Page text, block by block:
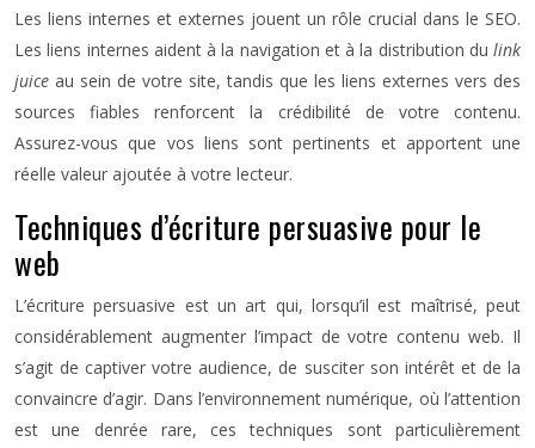
Les liens internes et externes jouent un rôle crucial dans le SEO.
Les liens internes aident à la navigation et à la distribution du link
juice au sein de votre site, tandis que les liens externes vers des
sources fiables renforcent la crédibilité de votre contenu.
Assurez-vous que vos liens sont pertinents et apportent une
réelle valeur ajoutée à votre lecteur.
Techniques d’écriture persuasive pour le
web
L’écriture persuasive est un art qui, lorsqu’il est maîtrisé, peut
considérablement augmenter l’impact de votre contenu web. Il
s’agit de captiver votre audience, de susciter son intérêt et de la
convaincre d’agir. Dans l’environnement numérique, où l’attention
est une denrée rare, ces techniques sont particulièrement